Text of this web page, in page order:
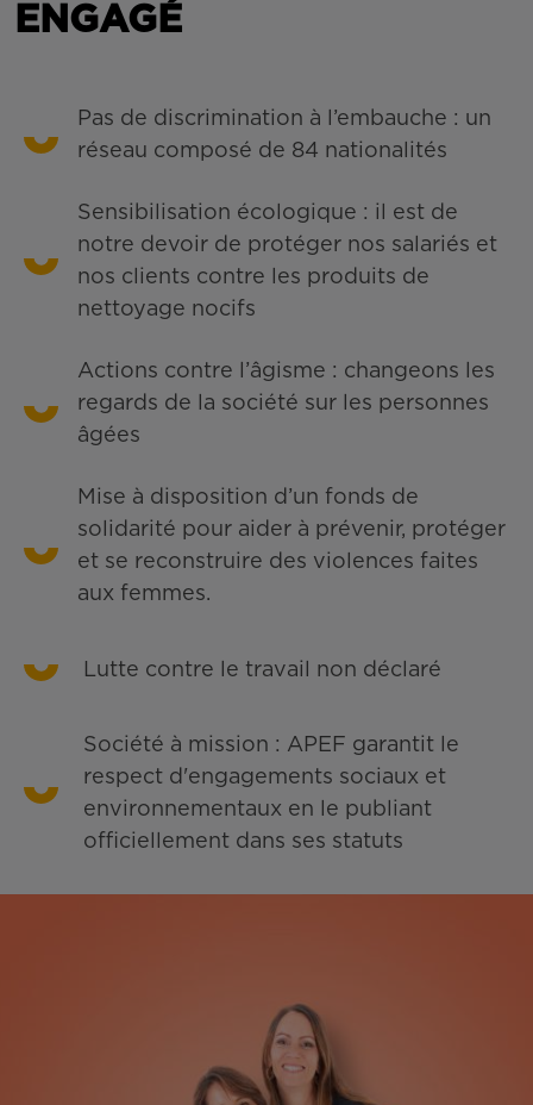
ENGAGÉ
Pas de discrimination à l’embauche : un
réseau composé de 84 nationalités
Sensibilisation écologique : il est de
notre devoir de protéger nos salariés et
nos clients contre les produits de
nettoyage nocifs
Actions contre l’âgisme : changeons les
regards de la société sur les personnes
âgées
Mise à disposition d’un fonds de
solidarité pour aider à prévenir, protéger
et se reconstruire des violences faites
aux femmes.
Lutte contre le travail non déclaré
Société à mission : APEF garantit le
respect d'engagements sociaux et
environnementaux en le publiant
officiellement dans ses statuts